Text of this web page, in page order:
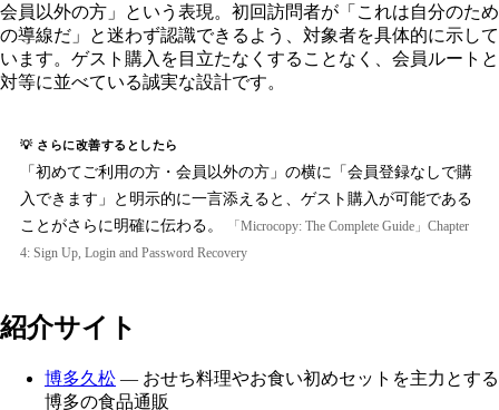
会員以外の方」という表現。初回訪問者が「これは自分のため
の導線だ」と迷わず認識できるよう、対象者を具体的に示して
います。ゲスト購入を目立たなくすることなく、会員ルートと
対等に並べている誠実な設計です。
💡 さらに改善するとしたら
「初めてご利用の方・会員以外の方」の横に「会員登録なしで購
入できます」と明示的に一言添えると、ゲスト購入が可能である
ことがさらに明確に伝わる。
「Microcopy: The Complete Guide」Chapter
4: Sign Up, Login and Password Recovery
紹介サイト
博多久松 — おせち料理やお食い初めセットを主力とする
博多の食品通販